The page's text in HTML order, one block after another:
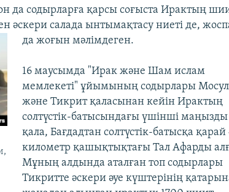
да содырларға қарсы соғыста Ирактың
әскери салада ынтымақтасу ниеті де,
да жоғын мәлімдеген.
16 маусымда "Ирак және Шам ислам
мемлекеті" ұйымының содырлары Мосул
және Тикрит қаласынан кейін Ирактың
солтүстік-батысындағы үшінші маңызды
қала, Бағдадтан солтүстік-батысқа қарай
километр қашықтықтағы Тал Афарды
Мұның алдында аталған топ содырлары
Тикритте әскери әуе күштерінің